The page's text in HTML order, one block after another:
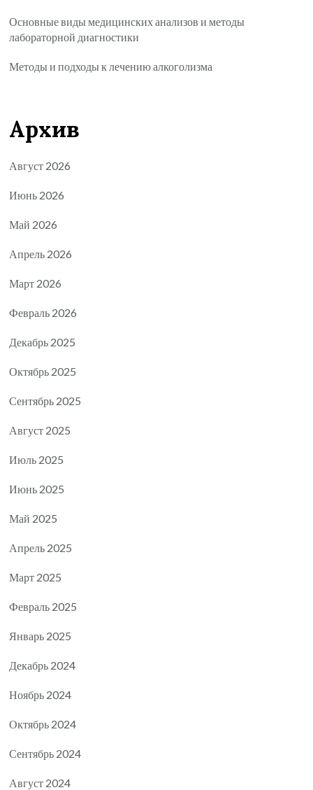
Основные виды медицинских анализов и методы
лабораторной диагностики
Методы и подходы к лечению алкоголизма
Архив
Август 2026
Июнь 2026
Май 2026
Апрель 2026
Март 2026
Февраль 2026
Декабрь 2025
Октябрь 2025
Сентябрь 2025
Август 2025
Июль 2025
Июнь 2025
Май 2025
Апрель 2025
Март 2025
Февраль 2025
Январь 2025
Декабрь 2024
Ноябрь 2024
Октябрь 2024
Сентябрь 2024
Август 2024